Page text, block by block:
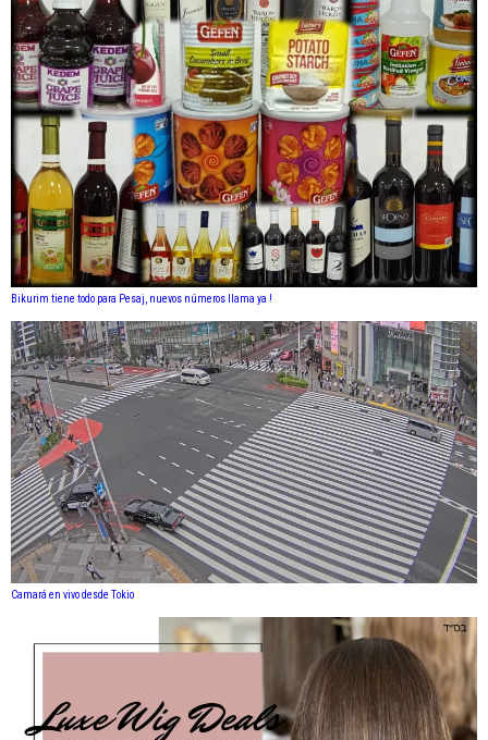
Bikurim tiene todo para Pesaj, nuevos números llama ya !
Camará en vivo desde Tokio